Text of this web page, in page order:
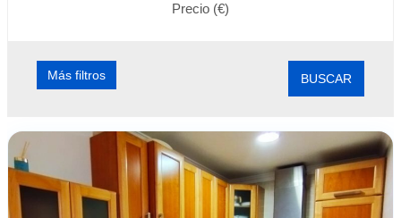
Precio (€)
Más filtros BUSCAR